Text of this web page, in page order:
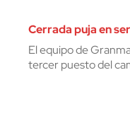
Cerrada puja en
El equipo de
tercer puesto del